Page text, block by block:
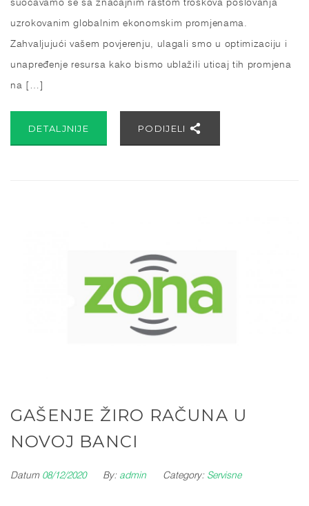
uzrokovanim globalnim ekonomskim promjenama.
Zahvaljujući vašem povjerenju, ulagali smo u optimizaciju i
unapređenje resursa kako bismo ublažili uticaj tih promjena
na […]
DETALJNIJE PODIJELI
GAŠENJE ŽIRO RAČUNA U
NOVOJ BANCI
Datum 08/12/2020 By: admin Category: Servisne